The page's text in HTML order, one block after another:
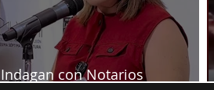
Indagan con Notarios